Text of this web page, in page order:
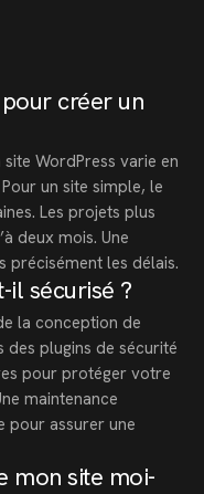
créer un
WordPress varie en
un site simple, le
Les projets plus
deux mois. Une
précisément les délais.
il sécurisé ?
la conception de
des plugins de sécurité
pour protéger votre
maintenance
pour assurer une
mon site moi-